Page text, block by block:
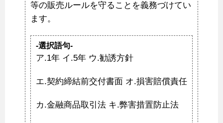
等の販売ルールを守ることを義務づけてい
ます。
-選択語句-
ア.1年 イ.5年 ウ.勧誘方針
エ.契約締結前交付書面 オ.損害賠償責任
カ.金融商品取引法 キ.弊害措置防止法